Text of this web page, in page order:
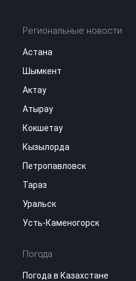
Региональные новости
Астана
Шымкент
Актау
Атырау
Кокшетау
Кызылорда
Петропавловск
Тараз
Уральск
Усть-Каменогорск
Погода
Погода в Казахстане